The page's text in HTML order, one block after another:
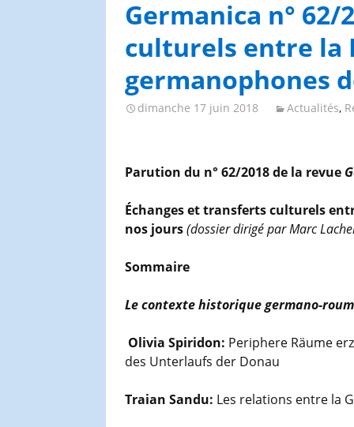
Germanica n°
culturels entre la
germanophones
dimanche 17 juin 2018 Actualités,
Parution du n° 62/2018 de la revue
Échanges et transferts culturels
nos jours(dossier dirigé par Marc
Sommaire
Le contexte historique germano-
Olivia Spiridon: Periphere Räume
des Unterlaufs der Donau
Traian Sandu: Les relations entre la